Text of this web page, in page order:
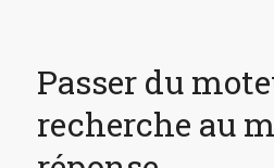
Passer du
recherche au